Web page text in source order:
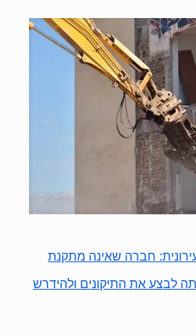
חברה שאינה מתקנת
לבצע את התיקונים ולהידרש